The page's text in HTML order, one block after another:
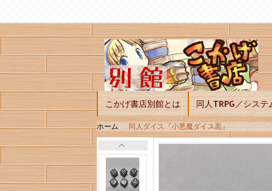
こかげ書店別館とは 同人TRPG／システ
ホーム 同人ダイス『小悪魔ダイス黒』